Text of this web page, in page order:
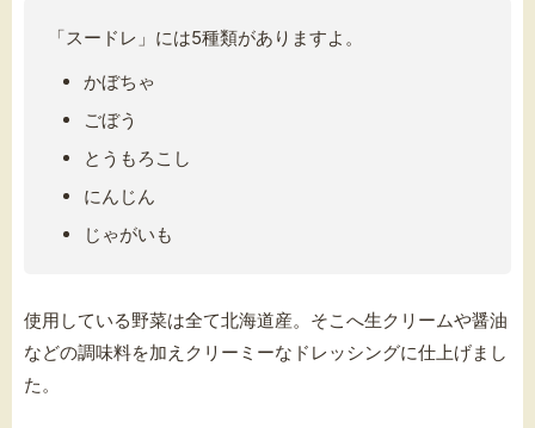
「スードレ」には5種類がありますよ。
かぼちゃ
ごぼう
とうもろこし
にんじん
じゃがいも
使用している野菜は全て北海道産。そこへ生クリームや醤油
などの調味料を加えクリーミーなドレッシングに仕上げまし
た。